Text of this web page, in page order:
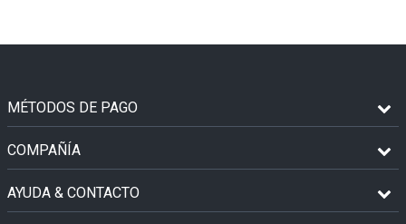
MÉTODOS DE PAGO
COMPAÑÍA
AYUDA & CONTACTO